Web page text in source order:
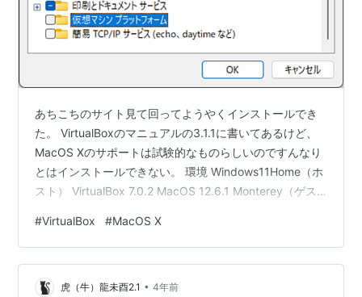
あちこちのサイト見て回ってようやくインストールでき
た。 VirtualBoxのマニュアルの3.1.1に書いてあるけど、
MacOS Xのサポートは試験的なものらしいのですんなり
とはインストールできない。 環境 Windows11Home（ホ
スト） VirtualBox 7.0.2 MacOS 12.6.1 Monterey（ゲス
る vboxファイルにExtraDataを書き込む VirtualBoxマネ
ージャーから起動する VirtualBoxマネージャーで仮想マ
シンを作る VirtualBoxを起動して新規から作成 Mac OS
…
#VirtualBox #MacOS X
虎（牛）龍未酉2.1 • 4年前